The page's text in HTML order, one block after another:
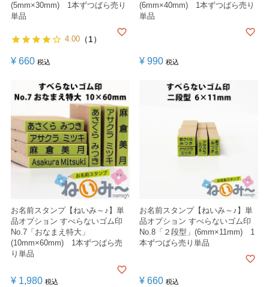
(5mm×30mm) 1本ずつばら売り
単品
¥ 660 税込
4.00（1）
(6mm×40mm) 1本ずつばら売り
単品
¥ 990 税込
お名前スタンプ【ねいみ～♪】単
品オプション すべらないゴム印
No.7「おなまえ特大」
(10mm×60mm) 1本ずつばら売
り単品
¥ 1,980 税込
お名前スタンプ【ねいみ～♪】単
品オプション すべらないゴム印
No.8「２段型」(6mm×11mm) 1
本ずつばら売り単品
¥ 660 税込